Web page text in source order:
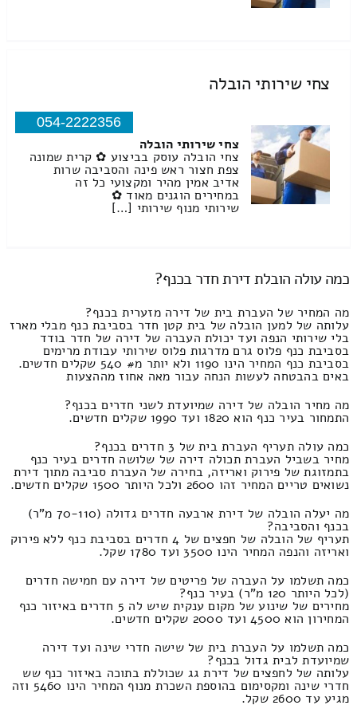
צחי שירותי הובלה
054-2222356
צחי שירותי הובלה
צחי הובלה עוסק בביצוע ✿ קרית שמונה
צפת חצור ראש פינה והסביבה שרות
אדיב אמין מהיר ומקצועי כל זה
במחירים הוגנים מאוד ✿
שירותי מנוף שירותי […]
כמה עולה הובלת דירת חדר בכנף?
מה המחיר של העברת בית של דירה מזערית בכנף?
עלותה של למען הובלה של בית קטן חדר בסביבת כנף מבלי מארז
בלי שירותי הנפה ועד יכולת העברה של דירה של חדר בודד
בסביבת כנף פלוס גרם מדרגות פלוס שירותי עבודת מרימים
בסביבת כנף המחיר הינו 1190 ולא יותר מ# 540 שקלים חדשים.
באים בהבטחה לעשות הנחה עבור מאה אחוז מההצעות
מה מחיר הובלה של דירה שמיועדת לשני חדרים בכנף?
התמחור בעיר כנף הוא 1820 ועד 1990 שקלים חדשים.
כמה עולה תעריף העברת בית של 3 חדרים בכנף?
מחיר בשביל העברת תכולה דירה של שלושה חדרים בעיר כנף
בתמזוגת של פירוק ואריזה, בחירה של העברת סביבה מתוך דירת
נשואים טריים המחיר זהו 2600 ולכל היותר 1500 שקלים חדשים.
מה יעלה הובלה של דירת ארבעה חדרים גדולה (70-110 מ"ר)
בכנף והסביבה?
תעריף של הובלה של חפצים של 4 חדרים בסביבת כנף ללא פירוק
ואריזה והנפה המחיר הינו 3500 ועד 1780 שקל.
כמה תשלמו על העברה של פריטים של דירה עם חמישה חדרים
(לכל היותר 120 מ"ר) בעיר כנף?
מחירים של שינוע של מקום ענקית שיש לה 5 חדרים באיזור כנף
המחירון הוא 4500 ועד 2000 שקלים חדשים.
כמה תשלמו על העברת בית של שישה חדרי שינה ועד דירה
שמיועדת לבית גדול בכנף?
עלותה של לחפצים של דירת גג שכוללת בתוכה באיזור כנף שש
חדרי שינה ומקסימום בהוספת השכרת מנוף המחיר הינו 5460 וזה
מגיע עד 2600 שקל.